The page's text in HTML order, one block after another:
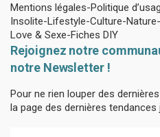
Mentions légales Politique
Insolite Lifestyle Culture Nature
Love & Sexe Fiches DIY
Rejoignez notre
notre Newsletter !
Pour ne rien louper des
la page des dernières tendances